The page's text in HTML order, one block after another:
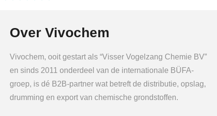
Over Vivochem
Vivochem, ooit gestart als “Visser Vogelzang Chemie BV”
en sinds 2011 onderdeel van de internationale BÜFA-
groep, is dé B2B-partner wat betreft de distributie, opslag,
drumming en export van chemische grondstoffen.